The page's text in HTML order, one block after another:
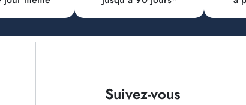
Suivez-vous